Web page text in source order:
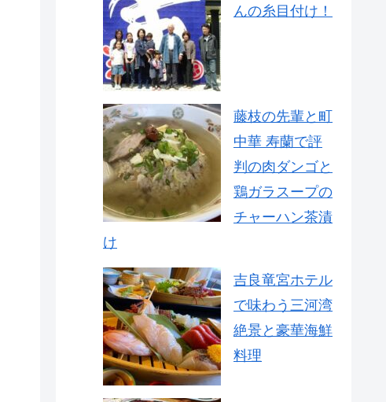
んの糸目付け！
藤枝の先輩と町
中華 寿蘭で評
判の肉ダンゴと
鶏ガラスープの
チャーハン茶漬
け
吉良竜宮ホテル
で味わう三河湾
絶景と豪華海鮮
料理